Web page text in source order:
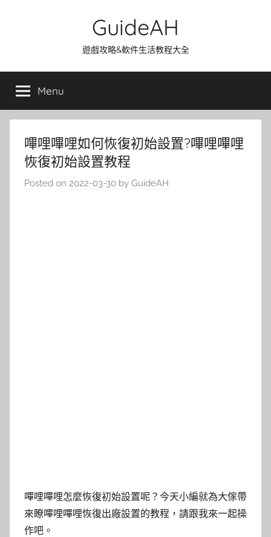
GuideAH
遊戲攻略&軟件生活教程大全
Menu
嗶哩嗶哩如何恢復初始設置?嗶哩嗶哩
恢復初始設置教程
Posted on 2022-03-30 by GuideAH
嗶哩嗶哩怎麼恢復初始設置呢？今天小編就為大傢帶
來瞭嗶哩嗶哩恢復出廠設置的教程，請跟我來一起操
作吧。